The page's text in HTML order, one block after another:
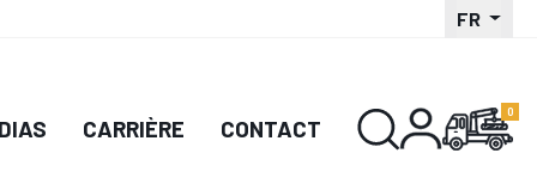
FR
CARRIÈRE CONTACT